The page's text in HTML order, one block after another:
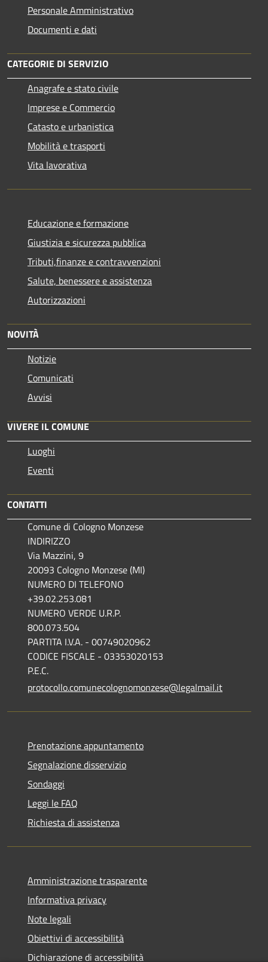
Personale Amministrativo
Documenti e dati
CATEGORIE DI SERVIZIO
Anagrafe e stato civile
Imprese e Commercio
Catasto e urbanistica
Mobilità e trasporti
Vita lavorativa
Educazione e formazione
Giustizia e sicurezza pubblica
Tributi,finanze e contravvenzioni
Salute, benessere e assistenza
Autorizzazioni
NOVITÀ
Notizie
Comunicati
Avvisi
VIVERE IL COMUNE
Luoghi
Eventi
CONTATTI
Comune di Cologno Monzese
INDIRIZZO
Via Mazzini, 9
20093 Cologno Monzese (MI)
NUMERO DI TELEFONO
+39.02.253.081
NUMERO VERDE U.R.P.
800.073.504
PARTITA I.V.A. - 00749020962
CODICE FISCALE - 03353020153
P.E.C.
protocollo.comunecolognomonzese@legalmail.it
Prenotazione appuntamento
Segnalazione disservizio
Sondaggi
Leggi le FAQ
Richiesta di assistenza
Amministrazione trasparente
Informativa privacy
Note legali
Obiettivi di accessibilità
Dichiarazione di accessibilità